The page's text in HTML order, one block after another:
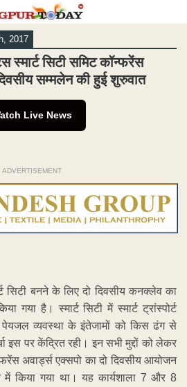
2017
स्मार्ट सिटी समिट कॉन्फरेंस
सम्मलेन की हुई शुरुवात
Live News
ADVERTISEMENT
सिटी बनने के लिए दो दिवसीय कनक्लेव का
है। स्मार्ट सिटी में स्मार्ट ट्रांस्पोर्ट
व्यवस्था के इंतेजामों को किस ढंग से
इस पर केंद्रित रही। इन सभी मुद्दों को लेकर
अवार्ड्स एक्सपो का दो दिवसीय आयोजन
में किया गया था। यह कार्यशाला 7 और 8